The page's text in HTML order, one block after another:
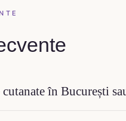
în București